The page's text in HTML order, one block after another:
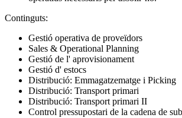
Continguts:
Gestió operativa de proveïdors
Sales & Operational Planning
Gestió de l' aprovisionament
Gestió d' estocs
Distribució: Emmagatzematge i Picking
Distribució: Transport primari
Distribució: Transport primari II
Control pressupostari de la cadena de